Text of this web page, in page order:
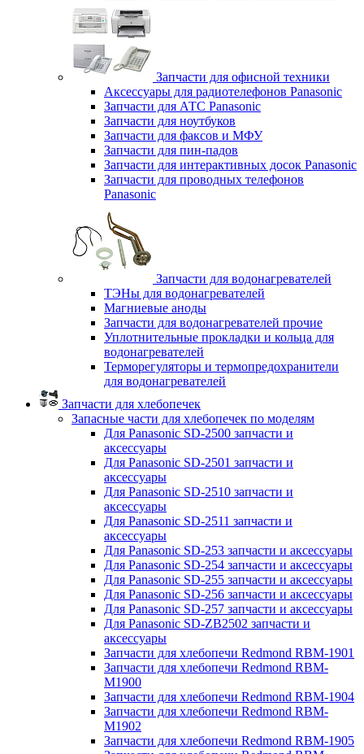
Запчасти для офисной техники
Аксессуары для радиотелефонов Panasonic
Запчасти для АТС Panasonic
Запчасти для ноутбуков
Запчасти для факсов и МФУ
Запчасти для пин-падов
Запчасти для интерактивных досок Panasonic
Запчасти для проводных телефонов
Panasonic
Запчасти для водонагревателей
ТЭНы для водонагревателей
Магниевые аноды
Запчасти для водонагревателей прочие
Уплотнительные прокладки и кольца для
водонагревателей
Терморегуляторы и термопредохранители
для водонагревателей
Запчасти для хлебопечек
Запасные части для хлебопечек по моделям
Для Panasonic SD-2500 запчасти и
аксессуары
Для Panasonic SD-2501 запчасти и
аксессуары
Для Panasonic SD-2510 запчасти и
аксессуары
Для Panasonic SD-2511 запчасти и
аксессуары
Для Panasonic SD-253 запчасти и аксессуары
Для Panasonic SD-254 запчасти и аксессуары
Для Panasonic SD-255 запчасти и аксессуары
Для Panasonic SD-256 запчасти и аксессуары
Для Panasonic SD-257 запчасти и аксессуары
Для Panasonic SD-ZB2502 запчасти и
аксессуары
Запчасти для хлебопечи Redmond RBM-1901
Запчасти для хлебопечи Redmond RBM-
M1900
Запчасти для хлебопечи Redmond RBM-1904
Запчасти для хлебопечи Redmond RBM-
M1902
Запчасти для хлебопечи Redmond RBM-1905